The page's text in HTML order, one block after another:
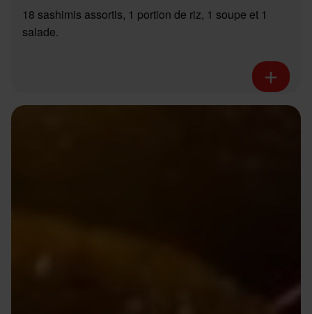
18 sashimis assortis, 1 portion de riz, 1 soupe et 1
salade.